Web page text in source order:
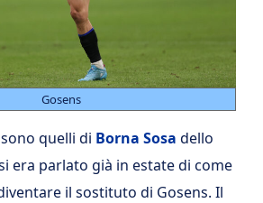
Gosens
quelli di Borna Sosa dello
era parlato già in estate di come
il sostituto di Gosens. Il